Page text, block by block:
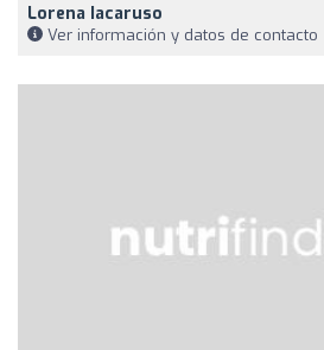
Lorena Iacaruso
Ver información y datos de contacto